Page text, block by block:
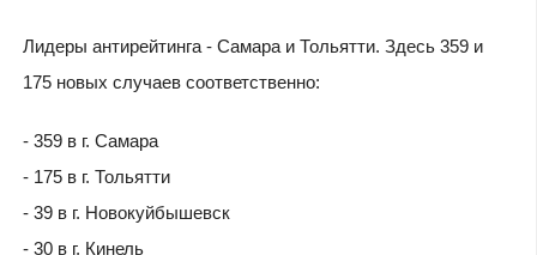
Лидеры антирейтинга - Самара и Тольятти. Здесь 359 и
175 новых случаев соответственно:
- 359 в г. Самара
- 175 в г. Тольятти
- 39 в г. Новокуйбышевск
- 30 в г. Кинель